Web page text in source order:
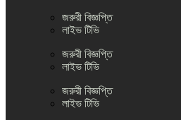
জরুরী বিজ্ঞপ্তি
লাইভ টিভি
জরুরী বিজ্ঞপ্তি
লাইভ টিভি
জরুরী বিজ্ঞপ্তি
লাইভ টিভি